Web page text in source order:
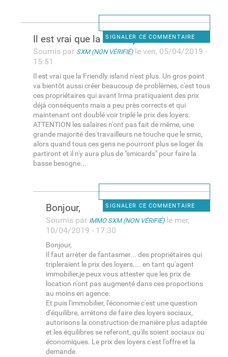
SIGNALER CE COMMENTAIRE
Il est vrai que la Friendly
Soumis par SXM (NON VÉRIFIÉ)le ven, 05/04/2019 -
15:51
Il est vrai que la Friendly island n'est plus. Un gros point
va bientôt aussi créer beaucoup de problèmes, c'est tous
ces propriétaires qui avant Irma pratiquaient des prix
déjà conséquents mais a peu près corrects et qui
maintenant ont doublé voir triplé le prix des loyers.
ATTENTION les salaires n'ont pas fait de même, une
grande majorité des travailleurs ne touche que le smic,
alors quand tous ces gens ne pourront plus se loger ils
partiront et il n'y aura plus de "smicards" pour faire la
basse besogne...
SIGNALER CE COMMENTAIRE
Bonjour,
Soumis par IMMO SXM (NON VÉRIFIÉ)le mer,
10/04/2019 - 17:30
Bonjour,
Il faut arrèter de fantasmer... des propriétaires qui
tripleraient le prix des loyers.... en tant qu'agent
immobilier,je peux vous attester que les prix de
location n'ont pas augmenté dans ces proportions
au moins en agence.
Et puis l'immobilier, l'économie c'est une question
d'équilibre, arrétons de faire des loyers sociaux,
autorisons la construction de manière plus adaptée
et les équilibres se referont, qu'ils soient sociaux ou
économiques. Le prix des loyers c'est l'offre et la
demande.